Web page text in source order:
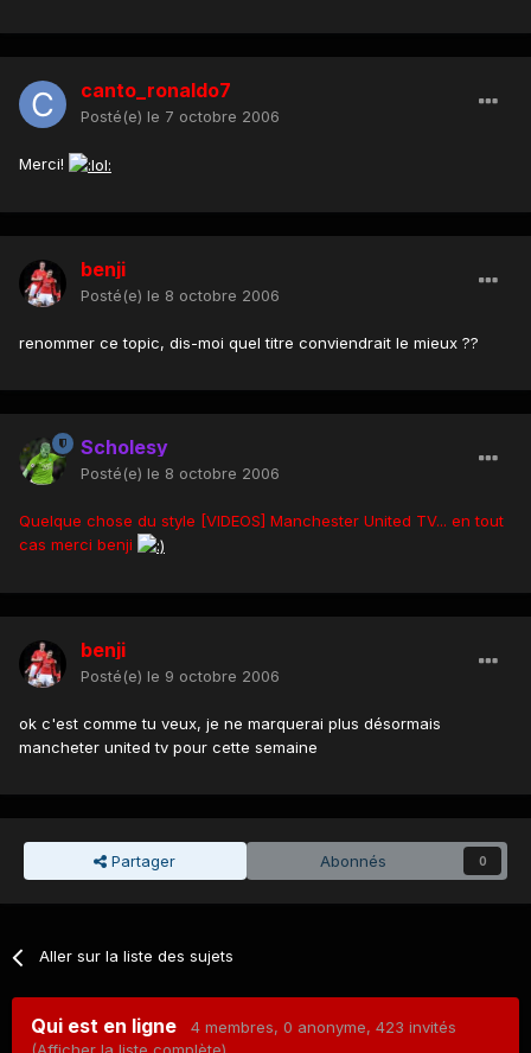
canto_ronaldo7
Posté(e) le 7 octobre 2006
Merci!
benji
Posté(e) le 8 octobre 2006
renommer ce topic, dis-moi quel titre conviendrait le mieux ??
Scholesy
Posté(e) le 8 octobre 2006
Quelque chose du style [VIDEOS] Manchester United TV... en tout
cas merci benji
benji
Posté(e) le 9 octobre 2006
ok c'est comme tu veux, je ne marquerai plus désormais
mancheter united tv pour cette semaine
Partager Abonnés 0
Aller sur la liste des sujets
Qui est en ligne 4 membres, 0 anonyme, 423 invités